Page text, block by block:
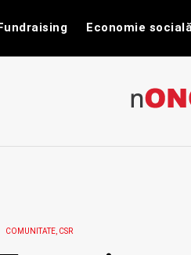
Economie
COMUNITATE CSR